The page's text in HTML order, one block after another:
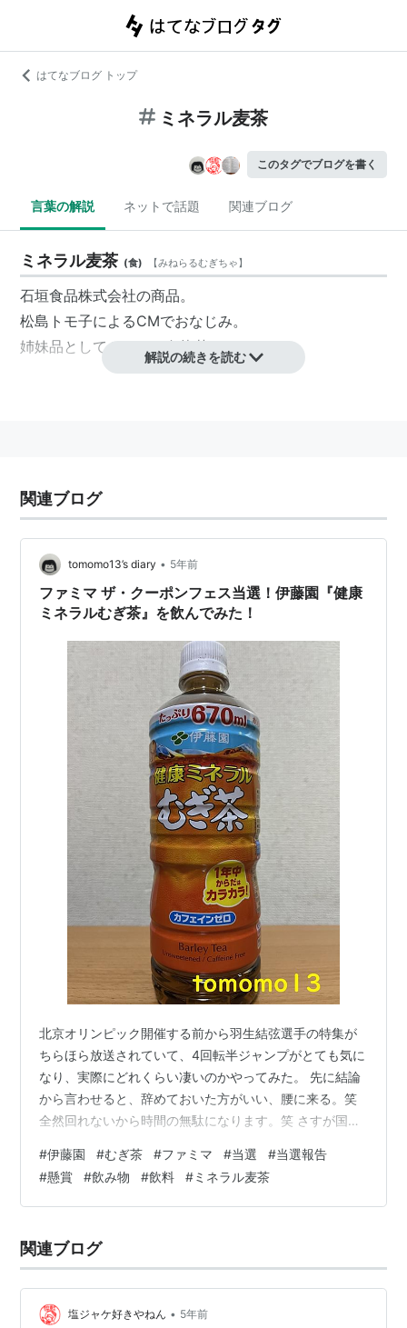
はてなブログ トップ
ミネラル麦茶
このタグでブログを書く
言葉の解説 ネットで話題 関連ブログ
ミネラル麦茶 (食) 【みねらるむぎちゃ】
石垣食品株式会社の商品。
松島トモ子によるCMでおなじみ。
姉妹品としてミネラル烏龍茶もあり。
解説の続きを読む
関連ブログ
tomomo13’s diary • 5年前
ファミマ ザ・クーポンフェス当選！伊藤園『健康
ミネラルむぎ茶』を飲んでみた！
北京オリンピック開催する前から羽生結弦選手の特集が
ちらほら放送されていて、4回転半ジャンプがとても気に
なり、実際にどれくらい凄いのかやってみた。 先に結論
から言わせると、辞めておいた方がいい、腰に来る。笑
全然回れないから時間の無駄になります。笑 さすが国民
藤園『健康ミネラルむぎ茶』です。 また当選したので報
告。 むぎ茶って冬も普通に置いてあって不思議な感覚。
夏の飲み物だと勝手に思っていた。 夏しかCMやってな
い。笑 リンク 『健康ミネラルむぎ茶』は無香料・無着
色、カフェインゼロの飲…
#伊藤園 #むぎ茶 #ファミマ #当選 #当選報告
#懸賞 #飲み物 #飲料 #ミネラル麦茶
関連ブログ
塩ジャケ好きやねん • 5年前